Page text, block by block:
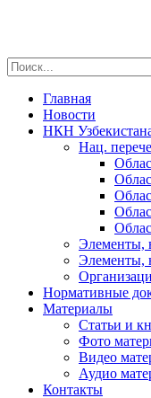
Главная
Новости
НКН
Нац.
Элементы,
Элементы,
Нормативные
Материалы
Статьи и
Фото
Видео
Аудио
Контакты